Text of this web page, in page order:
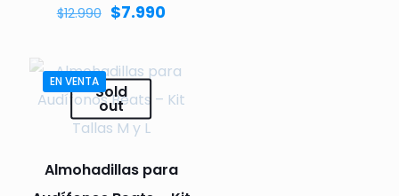
$12.990 $7.990
EN VENTASold
out
Almohadillas para